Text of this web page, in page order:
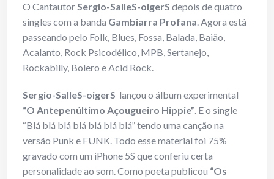
O CantautorSergio-SalleS-oigerS depois de quatro
singles com a banda Gambiarra Profana. Agora está
passeando pelo Folk, Blues, Fossa, Balada, Baião,
Acalanto, Rock Psicodélico, MPB, Sertanejo,
Rockabilly, Bolero e Acid Rock.
Sergio-SalleS-oigerS lançou o álbum experimental
“O Antepenúltimo Açougueiro Hippie”. E o single
“Blá blá blá blá blá blá blá” tendo uma canção na
versão Punk e FUNK. Todo esse material foi 75%
gravado com um iPhone 5S que conferiu certa
personalidade ao som. Como poeta publicou “Os